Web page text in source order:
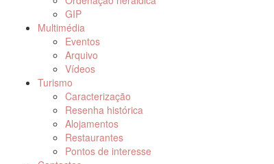
GIP
Multimédia
Eventos
Arquivo
Vídeos
Turismo
Caracterização
Resenha histórica
Alojamentos
Restaurantes
Pontos de interesse